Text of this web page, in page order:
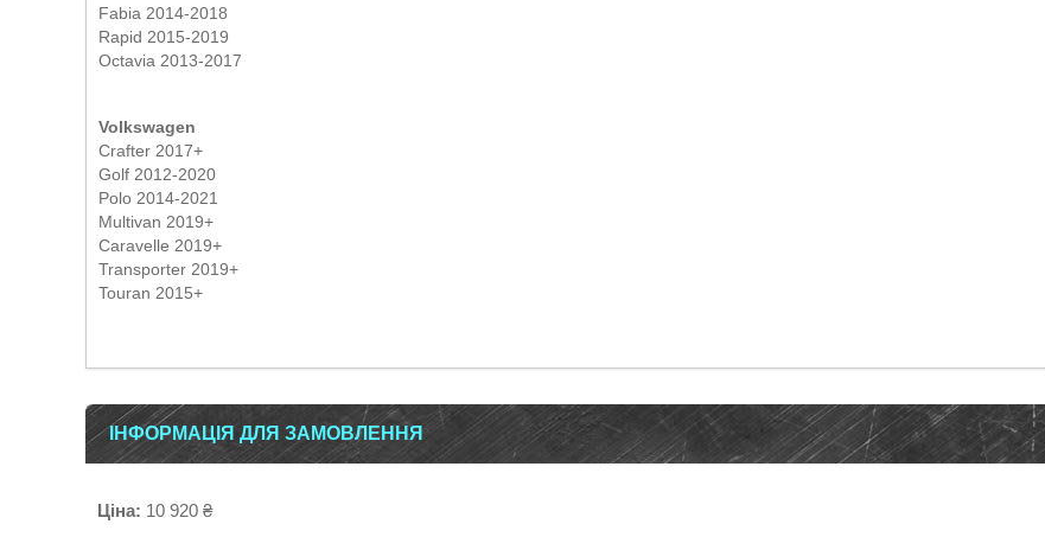
Fabia 2014-2018
Rapid 2015-2019
Octavia 2013-2017
Volkswagen
Crafter 2017+
Golf 2012-2020
Polo 2014-2021
Multivan 2019+
Caravelle 2019+
Transporter 2019+
Touran 2015+
ІНФОРМАЦІЯ ДЛЯ ЗАМОВЛЕННЯ
Ціна: 10 920 ₴